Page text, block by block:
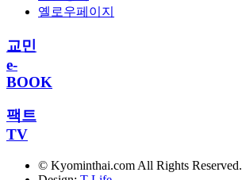
옐로우페이지
교민
e-
BOOK
팩트
TV
© Kyominthai.com All Rights Reserved.